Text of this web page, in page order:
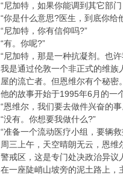
“尼加特，如果你能调到其它部
“你是什么意思?医生，到底你给
“尼加特，你有信仰吗?”
“有。你呢?”
“尼加特，那是一种抗凝剂。也
我是通过伦敦一个非正式的维族
屋的流亡者。但恩维尔有个秘密。
他的故事开始于1995年6月的一
“恩维尔，我们要去做件兴奋的
“没有。你想要我做什么?”
“准备一个流动医疗小组，要辆
周三上午，天空晴朗无云，恩
警戒区，这是专门处决政治异议
在一座陡峭山坡旁的泥土路上，